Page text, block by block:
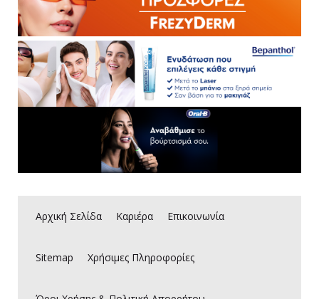
Νέα
Καριέρα
Επικοινωνία
E-Commerce
Όροι Χρήσης & Πολιτική Απορρήτου
Είσοδος Πελατών
Αρχική Σελίδα Καριέρα Επικοινωνία
Sitemap Χρήσιμες Πληροφορίες